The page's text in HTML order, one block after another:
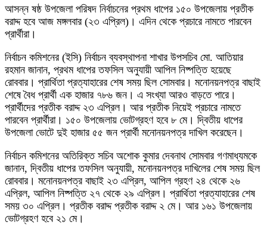
আসন্ন ষষ্ঠ উপজেলা পরিষদ নির্বাচনের প্রথম ধাপের ১৫০ উপজেলায় প্রতীক
বরাদ্দ হবে আজ মঙ্গলবার (২৩ এপ্রিল)। এদিন থেকে প্রচারে নামতে পারবেন
প্রার্থীরা।
নির্বাচন কমিশনের (ইসি) নির্বাচন ব্যবস্থাপনা শাখার উপসচিব মো. আতিয়ার
রহমান জানান, প্রথম ধাপের তফসিল অনুযায়ী আপিল নিষ্পত্তি হয়েছে
রোববার। প্রার্থিতা প্রত্যাহারের শেষ সময় ছিল সোমবার। মনোনয়নপত্র বাছাই
শেষে বৈধ প্রার্থী এক হাজার ৭৮৬ জন। এ সংখ্যা আরও বাড়তে পারে।
প্রার্থীদের প্রতীক বরাদ্দ ২৩ এপ্রিল। আর প্রতীক নিয়েই প্রচারে নামতে
পারবেন প্রার্থীরা। ১৫০ উপজেলায় ভোটগ্রহণ হবে ৮ মে। দ্বিতীয় ধাপের
উপজেলা ভোটে দুই হাজার ৫৫ জন প্রার্থী মনোনয়নপত্র দাখিল করেছেন।
নির্বাচন কমিশনের অতিরিক্ত সচিব অশোক কুমার দেবনাথ সোমবার গণমাধ্যমকে
জানান, দ্বিতীয় ধাপের তফসিল অনুযায়ী, মনোনয়নপত্র দাখিলের শেষ সময় ছিল
রোববার। মনোনয়নপত্র বাছাই ২৩ এপ্রিল, আপিল গ্রহণ ২৪ থেকে ২৬
এপ্রিল, আপিল নিষ্পত্তি ২৭ থেকে ২৯ এপ্রিল। প্রার্থিতা প্রত্যাহারের শেষ
সময় ৩০ এপ্রিল। প্রতীক বরাদ্দ প্রতীক বরাদ্দ ২ মে। আর ১৬১ উপজেলায়
ভোটগ্রহণ হবে ২১ মে।